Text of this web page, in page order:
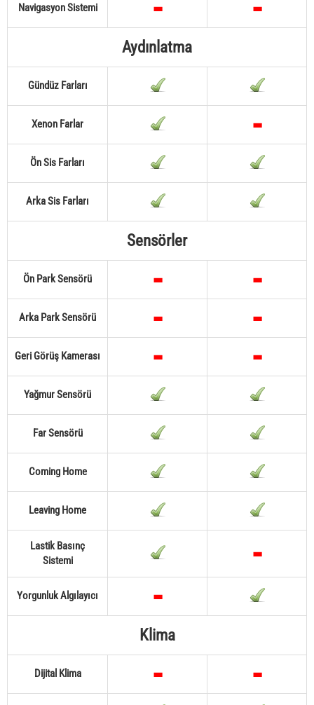
Navigasyon Sistemi
Aydınlatma
Gündüz Farları
Xenon Farlar
Ön Sis Farları
Arka Sis Farları
Sensörler
Ön Park Sensörü
Arka Park Sensörü
Geri Görüş Kamerası
Yağmur Sensörü
Far Sensörü
Coming Home
Leaving Home
Lastik Basınç
Sistemi
Yorgunluk Algılayıcı
Klima
Dijital Klima